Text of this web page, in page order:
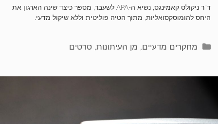
ד"ר ניקולס קאמינגס, נשיא ה-APA לשעבר, מספר כיצד שינה הארגון את
היחס להומוסקסואליות, מתוך הטיה פוליטית וללא שיקול מדעי.
קטגוריות
מחקרים מדעיים, מן העיתונות,סרטים